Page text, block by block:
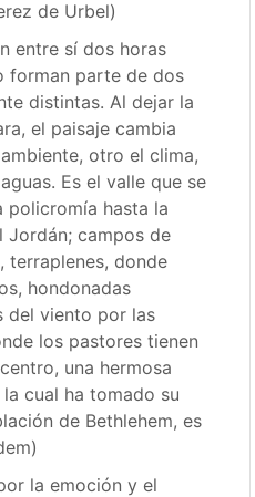
de Urbel)
entre sí dos horas
forman parte de dos
distintas. Al dejar la
el paisaje cambia
otro el clima,
Es el valle que se
policromía hasta la
Jordán; campos de
terraplenes, donde
hondonadas
del viento por las
los pastores tienen
una hermosa
cual ha tomado su
de Bethlehem, es
la emoción y el